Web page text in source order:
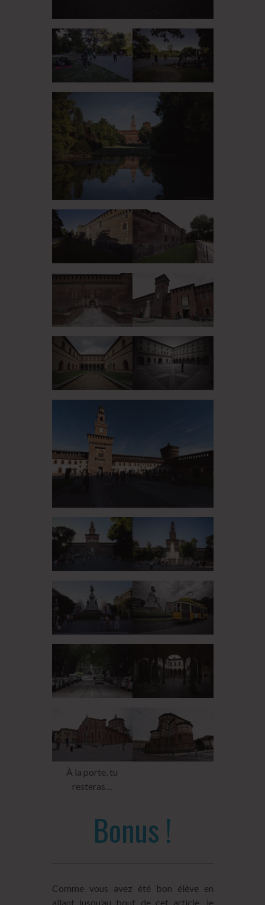
À la porte, tu
resteras…
Bonus !
Comme vous avez été bon élève en
allant jusqu’au bout de cet article, je